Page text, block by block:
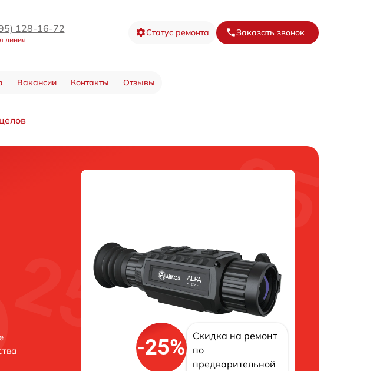
128-16-72
линия
Статус ремонта Заказать звонок
Вакансии Контакты Отзывы
-25%
Скидка на ремонт
по
предварительной